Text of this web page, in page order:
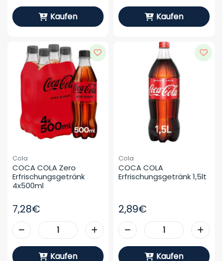
Kaufen Kaufen
Cola
COCA COLA Zero
Erfrischungsgetränk
4x500ml
7,28€
Kaufen
Cola
COCA COLA
Erfrischungsgetränk 1,5lt
2,89€
Kaufen